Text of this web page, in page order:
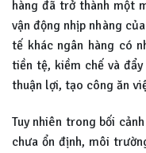
hàng đã trở thành một
vận động nhịp nhàng
tế khác ngân hàng có
tiền tệ, kiềm chế và
thuận lợi, tạo công ăn
Tuy nhiên trong bối
chưa ổn định, môi